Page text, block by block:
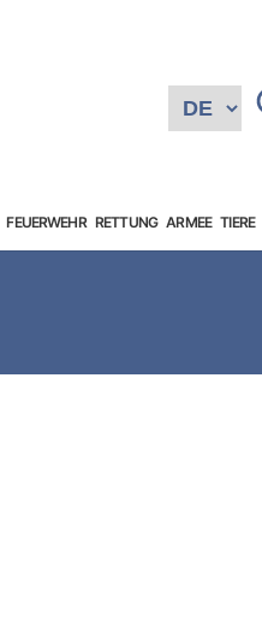
FEUERWEHR RETTUNG ARMEE TIERE